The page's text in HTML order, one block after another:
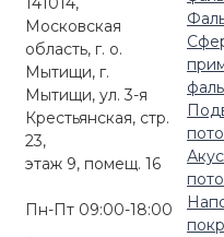
Регулируемые
уклона (self-leveling)
Кровельные опоры
Комплектующие для
Московская
область, г. о.
Мытищи, г.
Мытищи, ул. 3-я
Крестьянская, стр.
23,
этаж 9, помещ. 16
Пн-Пт 09:00-18:00